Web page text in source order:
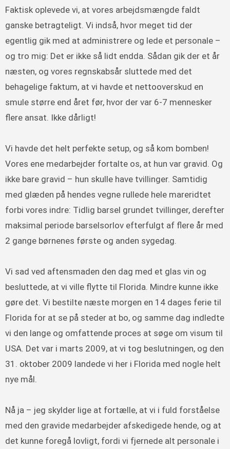
Faktisk oplevede vi, at vores arbejdsmængde faldt
ganske betragteligt. Vi indså, hvor meget tid der
egentlig gik med at administrere og lede et personale –
og tro mig: Det er ikke så lidt endda. Sådan gik der et år
næsten, og vores regnskabsår sluttede med det
behagelige faktum, at vi havde et nettooverskud en
smule større end året før, hvor der var 6-7 mennesker
flere ansat. Ikke dårligt!
Vi havde det helt perfekte setup, og så kom bomben!
Vores ene medarbejder fortalte os, at hun var gravid. Og
ikke bare gravid – hun skulle have tvillinger. Samtidig
med glæden på hendes vegne rullede hele mareridtet
forbi vores indre: Tidlig barsel grundet tvillinger, derefter
maksimal periode barselsorlov efterfulgt af flere år med
2 gange børnenes første og anden sygedag.
Vi sad ved aftensmaden den dag med et glas vin og
besluttede, at vi ville flytte til Florida. Mindre kunne ikke
gøre det. Vi bestilte næste morgen en 14 dages ferie til
Florida for at se på steder at bo, og samme dag indledte
vi den lange og omfattende proces at søge om visum til
USA. Det var i marts 2009, at vi tog beslutningen, og den
31. oktober 2009 landede vi her i Florida med nogle helt
nye mål.
Nå ja – jeg skylder lige at fortælle, at vi i fuld forståelse
med den gravide medarbejder afskedigede hende, og at
det kunne foregå lovligt, fordi vi fjernede alt personale i